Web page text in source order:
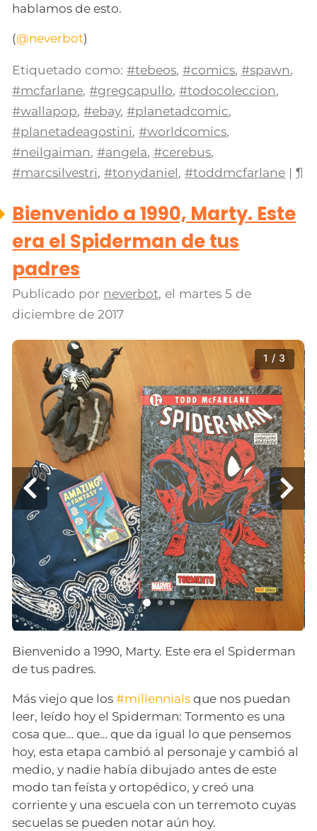
hablamos de esto.
(@neverbot)
Etiquetado como: #tebeos,#comics,#spawn,
#mcfarlane,#gregcapullo,#todocoleccion,
#wallapop,#ebay,#planetadcomic,
#planetadeagostini,#worldcomics,
#neilgaiman,#angela,#cerebus,
#marcsilvestri,#tonydaniel,#toddmcfarlane |¶
Bienvenido a 1990, Marty. Este
era el Spiderman de tus
padres
Publicado por neverbot, el martes 5 de
diciembre de 2017
1 / 3
Bienvenido a 1990, Marty. Este era el Spiderman
de tus padres.
Más viejo que los#millennials que nos puedan
leer, leído hoy el Spiderman: Tormento es una
cosa que… que… que da igual lo que pensemos
hoy, esta etapa cambió al personaje y cambió al
medio, y nadie había dibujado antes de este
modo tan feísta y ortopédico, y creó una
corriente y una escuela con un terremoto cuyas
secuelas se pueden notar aún hoy.